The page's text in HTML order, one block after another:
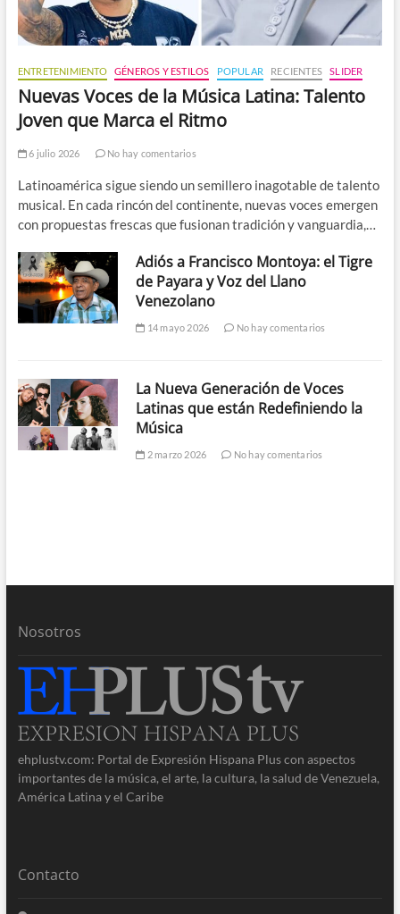
ENTRETENIMIENTO GÉNEROS Y ESTILOS POPULAR RECIENTES SLIDER
Nuevas Voces de la Música Latina: Talento
Joven que Marca el Ritmo
6 julio 2026 No hay comentarios
Latinoamérica sigue siendo un semillero inagotable de talento
musical. En cada rincón del continente, nuevas voces emergen
con propuestas frescas que fusionan tradición y vanguardia,…
Adiós a Francisco Montoya: el Tigre
de Payara y Voz del Llano
Venezolano
14 mayo 2026 No hay comentarios
La Nueva Generación de Voces
Latinas que están Redefiniendo la
Música
2 marzo 2026 No hay comentarios
Nosotros
ehplustv.com: Portal de Expresión Hispana Plus con aspectos
importantes de la música, el arte, la cultura, la salud de Venezuela,
América Latina y el Caribe
Contacto